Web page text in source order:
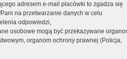
adresem e-mail placówki to zgadza się
Pani na przetwarzanie danych w celu
odpowiedzi,
osobowe mogą być przekazywane
organom ochrony prawnej (Policja,